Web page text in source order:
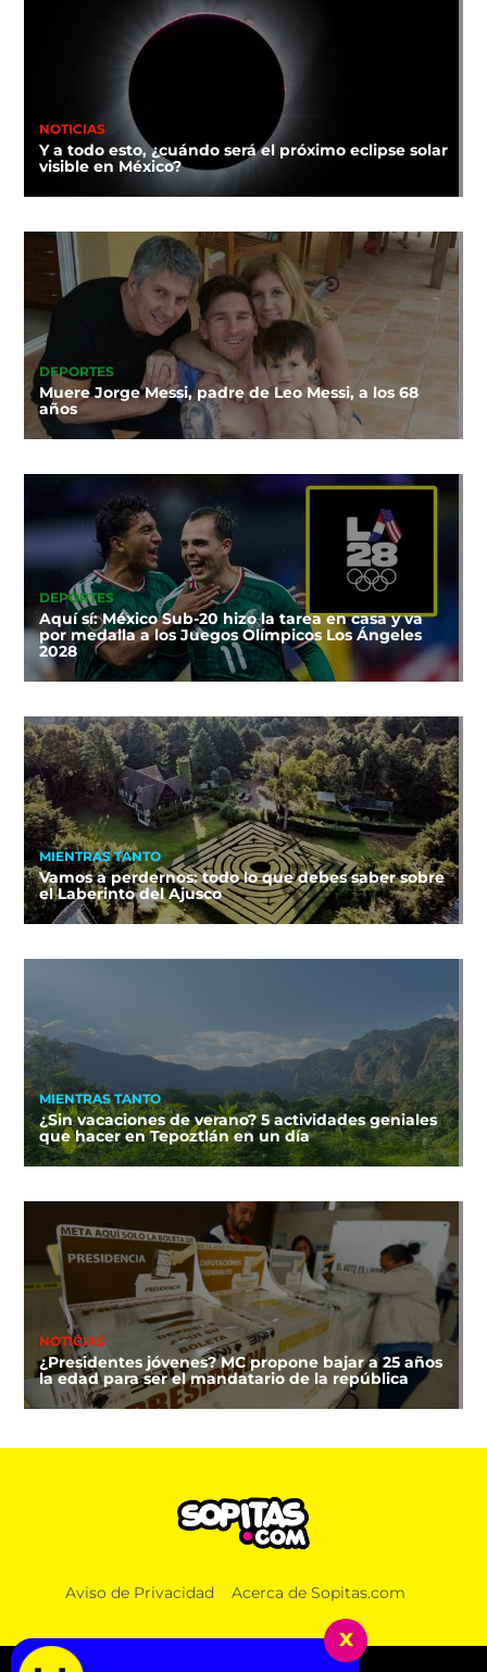
NOTICIAS
Y a todo esto, ¿cuándo será el próximo eclipse solar
visible en México?
DEPORTES
Muere Jorge Messi, padre de Leo Messi, a los 68
años
DEPORTES
Aquí sí: México Sub-20 hizo la tarea en casa y va
por medalla a los Juegos Olímpicos Los Ángeles
2028
MIENTRAS TANTO
Vamos a perdernos: todo lo que debes saber sobre
el Laberinto del Ajusco
MIENTRAS TANTO
¿Sin vacaciones de verano? 5 actividades geniales
que hacer en Tepoztlán en un día
NOTICIAS
¿Presidentes jóvenes? MC propone bajar a 25 años
la edad para ser el mandatario de la república
Aviso de Privacidad Acerca de Sopitas.com
x